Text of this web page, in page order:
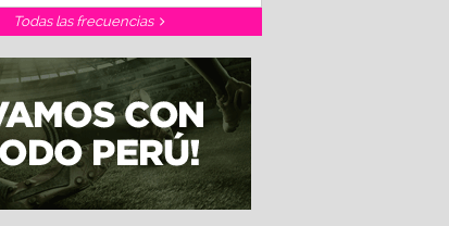
Todas las frecuencias